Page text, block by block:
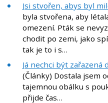
Jsi stvořen, abys byl
byla stvořena, aby
omezení. Pták se
chodit po zemi, jako
tak je to i s…
Já nechci být
(Články) Dostala jsem
tajemnou obálku s
přijde čas…